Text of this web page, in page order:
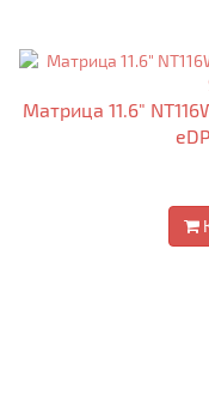
Матрица 11.6"